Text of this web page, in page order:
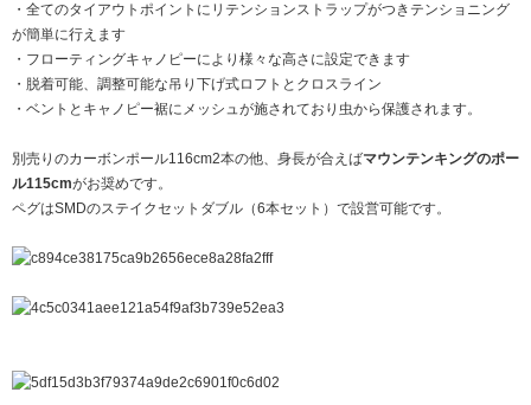
・全てのタイアウトポイントにリテンションストラップがつきテンショニング
が簡単に行えます
・フローティングキャノピーにより様々な高さに設定できます
・脱着可能、調整可能な吊り下げ式ロフトとクロスライン
・ベントとキャノピー裾にメッシュが施されており虫から保護されます。
別売りのカーボンポール116cm2本の他、身長が合えばマウンテンキングのポー
ル115cmがお奨めです。
ペグはSMDのステイクセットダブル（6本セット）で設営可能です。